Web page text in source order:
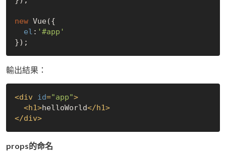
new Vue({
el : '#app'
輸出結果：
<div id="app">
<h1>helloWorld</h1>
</div>
props的命名